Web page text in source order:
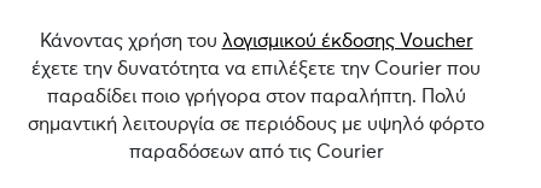
Κάνοντας χρήση του λογισμικού έκδοσης Voucher
έχετε την δυνατότητα να επιλέξετε την Courier που
παραδίδει ποιο γρήγορα στον παραλήπτη. Πολύ
σημαντική λειτουργία σε περιόδους με υψηλό φόρτο
παραδόσεων από τις Courier